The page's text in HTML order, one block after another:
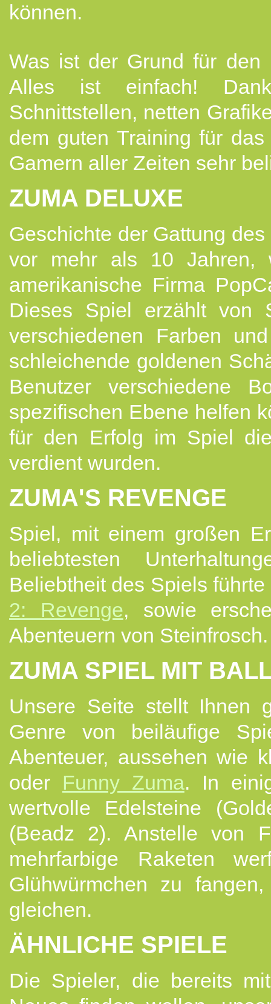
können.
Was ist der Grund für den
Alles ist einfach!
Schnittstellen, netten
dem guten Training für
Gamern aller Zeiten sehr
ZUMA DELUXE
Geschichte der Gattung
vor mehr als 10 Jahren,
amerikanische Firma
Dieses Spiel erzählt von
verschiedenen Farben
schleichende goldenen
Benutzer verschiedene
spezifischen Ebene helfen
für den Erfolg im Spiel
verdient wurden.
ZUMA'S REVENGE
Spiel, mit einem großen
beliebtesten
Beliebtheit des Spiels
2: Revenge, sowie
Abenteuern von Steinfrosch.
ZUMA SPIEL MIT
Unsere Seite stellt Ihnen
Genre von beiläufige
Abenteuer, aussehen wie
oder Funny Zuma. In
wertvolle Edelsteine
(Beadz 2). Anstelle von
mehrfarbige Raketen
Glühwürmchen zu
gleichen.
ÄHNLICHE SPIELE
Die Spieler, die bereits